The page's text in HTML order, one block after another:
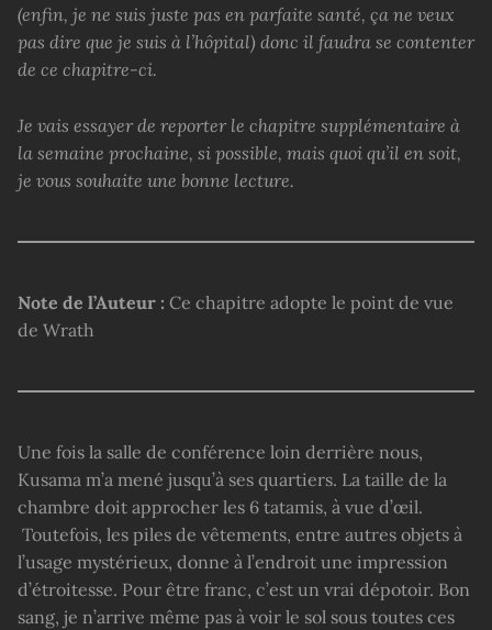
(enfin, je ne suis juste pas en parfaite santé, ça ne veux
pas dire que je suis à l’hôpital) donc il faudra se contenter
de ce chapitre-ci.
Je vais essayer de reporter le chapitre supplémentaire à
la semaine prochaine, si possible, mais quoi qu’il en soit,
je vous souhaite une bonne lecture.
Note de l’Auteur : Ce chapitre adopte le point de vue
de Wrath
Une fois la salle de conférence loin derrière nous,
Kusama m’a mené jusqu’à ses quartiers. La taille de la
chambre doit approcher les 6 tatamis, à vue d’œil.
Toutefois, les piles de vêtements, entre autres objets à
l’usage mystérieux, donne à l’endroit une impression
d’étroitesse. Pour être franc, c’est un vrai dépotoir. Bon
sang, je n’arrive même pas à voir le sol sous toutes ces